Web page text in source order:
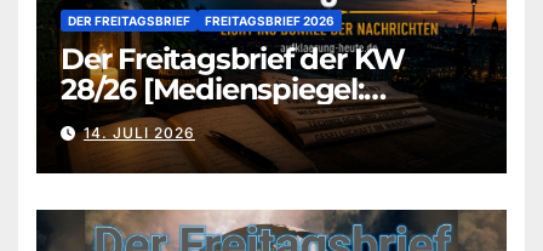
DER FREITAGSBRIEF FREITAGSBRIEF 2026
Der Freitagsbrief der KW
28/26 [Medienspiegel:
aufklaerung-heute.de]
14. JULI 2026